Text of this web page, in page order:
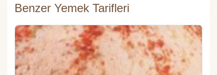
Benzer Yemek Tarifleri